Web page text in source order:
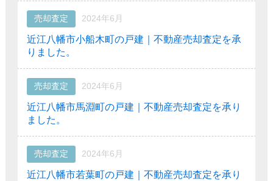
売却査定 2024年6月
近江八幡市小船木町の戸建｜不動産売却査定を承
りました。
売却査定 2024年6月
近江八幡市馬淵町の戸建｜不動産売却査定を承り
ました。
売却査定 2024年6月
近江八幡市若葉町の戸建｜不動産売却査定を承り